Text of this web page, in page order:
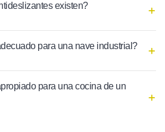
existen?
para una nave industrial?
para una cocina de un